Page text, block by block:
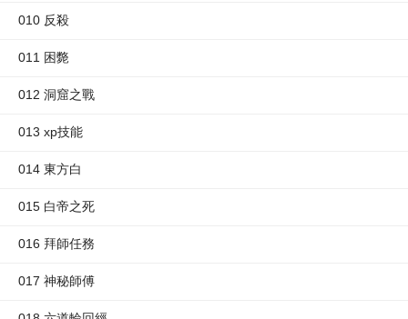
010 反殺
011 困斃
012 洞窟之戰
013 xp技能
014 東方白
015 白帝之死
016 拜師任務
017 神秘師傅